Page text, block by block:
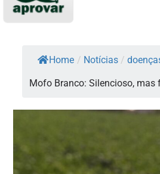
Home / Notícias /
Mofo Branco: Silencioso, mas